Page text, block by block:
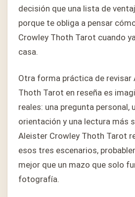
decisión que una lista de
porque te obliga a pensar
Crowley Thoth Tarot cuando
casa.
Otra forma práctica de revisar
Thoth Tarot en reseña es
reales: una pregunta personal,
orientación y una lectura más
Aleister Crowley Thoth Tarot
esos tres escenarios,
mejor que un mazo que solo
fotografía.